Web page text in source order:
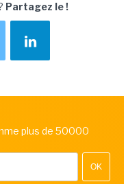
Partagez le !
plus de 50000
OK